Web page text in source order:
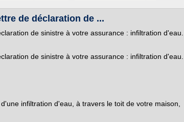
de déclaration de ...
de sinistre à votre assurance : infiltration d'eau.
de sinistre à votre assurance : infiltration d'eau.
infiltration d'eau, à travers le toit de votre maison,